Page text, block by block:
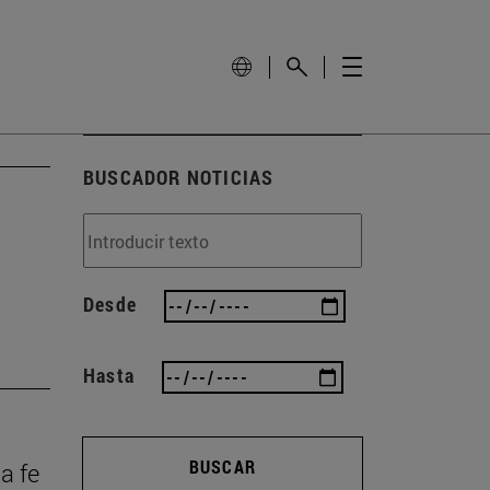
fe
BUSCADOR NOTICIAS
Desde
Hasta
BUSCAR